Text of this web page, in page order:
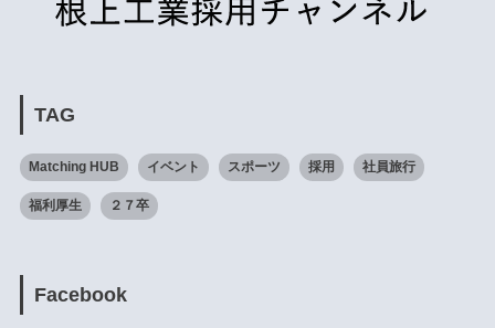
TAG
Matching HUB イベント スポーツ 採用 社員旅行
福利厚生 ２７卒
Facebook